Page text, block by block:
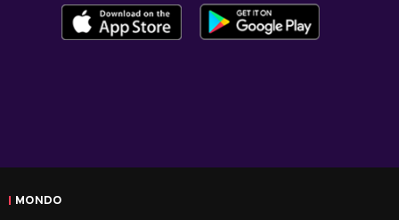
MONDO